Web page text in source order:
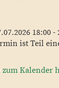
18:00 -
ist Teil
Kalender